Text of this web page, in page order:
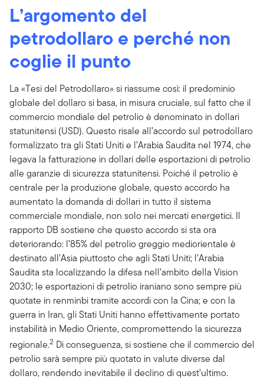
L’argomento del
petrodollaro e perché non
coglie il punto
La «Tesi del Petrodollaro» si riassume così: il predominio
globale del dollaro si basa, in misura cruciale, sul fatto che il
commercio mondiale del petrolio è denominato in dollari
statunitensi (USD). Questo risale all’accordo sul petrodollaro
formalizzato tra gli Stati Uniti e l’Arabia Saudita nel 1974, che
legava la fatturazione in dollari delle esportazioni di petrolio
alle garanzie di sicurezza statunitensi. Poiché il petrolio è
centrale per la produzione globale, questo accordo ha
aumentato la domanda di dollari in tutto il sistema
commerciale mondiale, non solo nei mercati energetici. Il
rapporto DB sostiene che questo accordo si sta ora
deteriorando: l’85% del petrolio greggio mediorientale è
destinato all’Asia piuttosto che agli Stati Uniti; l’Arabia
Saudita sta localizzando la difesa nell’ambito della Vision
2030; le esportazioni di petrolio iraniano sono sempre più
quotate in renminbi tramite accordi con la Cina; e con la
guerra in Iran, gli Stati Uniti hanno effettivamente portato
instabilità in Medio Oriente, compromettendo la sicurezza
regionale.2 Di conseguenza, si sostiene che il commercio del
petrolio sarà sempre più quotato in valute diverse dal
dollaro, rendendo inevitabile il declino di quest’ultimo.